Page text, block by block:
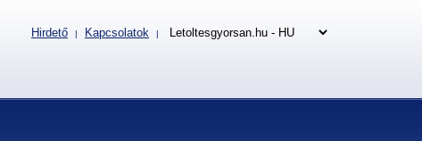
Hirdető | Kapcsolatok |